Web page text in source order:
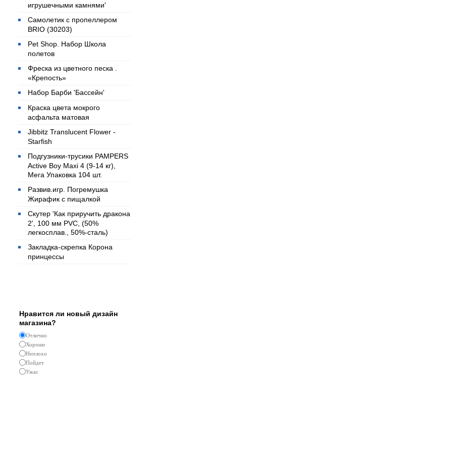
игрушечными камнями'
Самолетик с пропеллером
BRIO (30203)
Pet Shop. Набор Школа
полетов
Фреска из цветного песка .
«Крепость»
Набор Барби 'Бассейн'
Краска цвета мокрого
асфальта матовая
Jibbitz Translucent Flower -
Starfish
Подгузники-трусики PAMPERS
Active Boy Maxi 4 (9-14 кг),
Мега Упаковка 104 шт.
Развив.игр. Погремушка
Жирафик с пищалкой
Скутер 'Как приручить дракона
2', 100 мм PVC, (50%
легкосплав., 50%-сталь)
Закладка-скрепка Корона
принцессы
Нравится ли новый дизайн
магазина?
Отлично
Хорошо
Неплохо
Пойдет
Ужас